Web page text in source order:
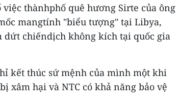
thànhphố quê hương Sirte của ông
mangtính "biểu tượng" tại Libya,
dứt chiếndịch không kích tại quốc gia
kết thúc sứ mệnh của mình một khi
xâm hại và NTC có khả năng bảo vệ